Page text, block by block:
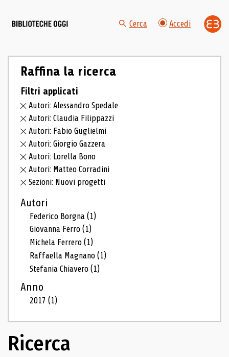
Cerca Accedi
Raffina la ricerca
Filtri applicati
Autori: Alessandro Spedale
Autori: Claudia Filippazzi
Autori: Fabio Guglielmi
Autori: Giorgio Gazzera
Autori: Lorella Bono
Autori: Matteo Corradini
Sezioni: Nuovi progetti
Autori
Federico Borgna(1)
Giovanna Ferro(1)
Michela Ferrero(1)
Raffaella Magnano(1)
Stefania Chiavero(1)
Anno
2017(1)
Ricerca